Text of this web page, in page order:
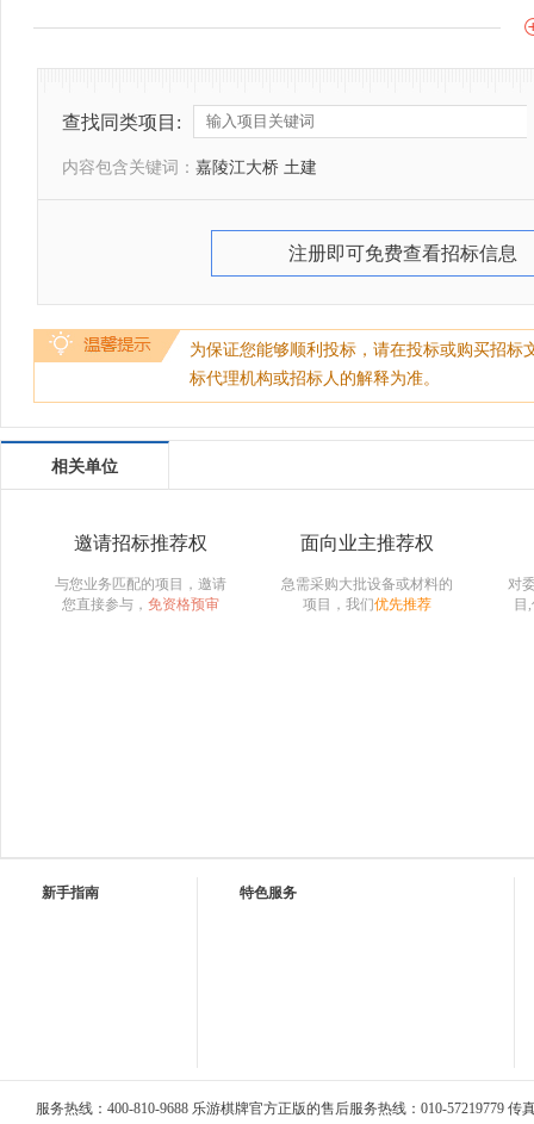
查找同类项目:
内容包含关键词： 嘉陵江大桥 土建
注册即可免费查看招标信息
为保证您能够顺利投标，请在投标或购买招
标代理机构或招标人的解释为准。
相关单位
邀请招标推荐权
与您业务匹配的项目，邀请
您直接参与， 免资格预审
面向业主推荐权
急需采购大批设备或材料的
项目，我们优先推荐
对
目
新手指南 特色服务
服务热线：400-810-9688 乐游棋牌官方正版的售后服务热线：010-57219779 传